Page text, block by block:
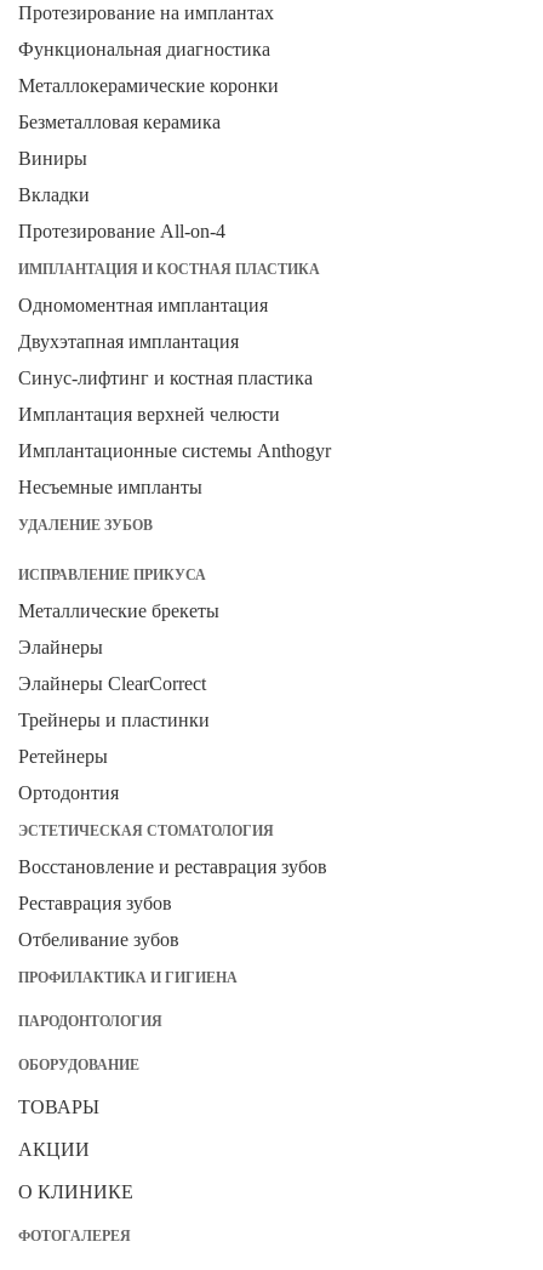
Протезирование на имплантах
Функциональная диагностика
Металлокерамические коронки
Безметалловая керамика
Виниры
Вкладки
Протезирование All-on-4
ИМПЛАНТАЦИЯ И КОСТНАЯ ПЛАСТИКА
Одномоментная имплантация
Двухэтапная имплантация
Синус-лифтинг и костная пластика
Имплантация верхней челюсти
Имплантационные системы Anthogyr
Несъемные импланты
УДАЛЕНИЕ ЗУБОВ
ИСПРАВЛЕНИЕ ПРИКУСА
Металлические брекеты
Элайнеры
Элайнеры ClearCorrect
Трейнеры и пластинки
Ретейнеры
Ортодонтия
ЭСТЕТИЧЕСКАЯ СТОМАТОЛОГИЯ
Восстановление и реставрация зубов
Реставрация зубов
Отбеливание зубов
ПРОФИЛАКТИКА И ГИГИЕНА
ПАРОДОНТОЛОГИЯ
ОБОРУДОВАНИЕ
ТОВАРЫ
АКЦИИ
О КЛИНИКЕ
ФОТОГАЛЕРЕЯ